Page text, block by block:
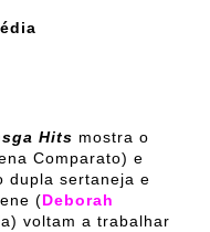
Hits mostra o
Comparato) e
dupla sertaneja e
(Deborah
voltam a trabalhar